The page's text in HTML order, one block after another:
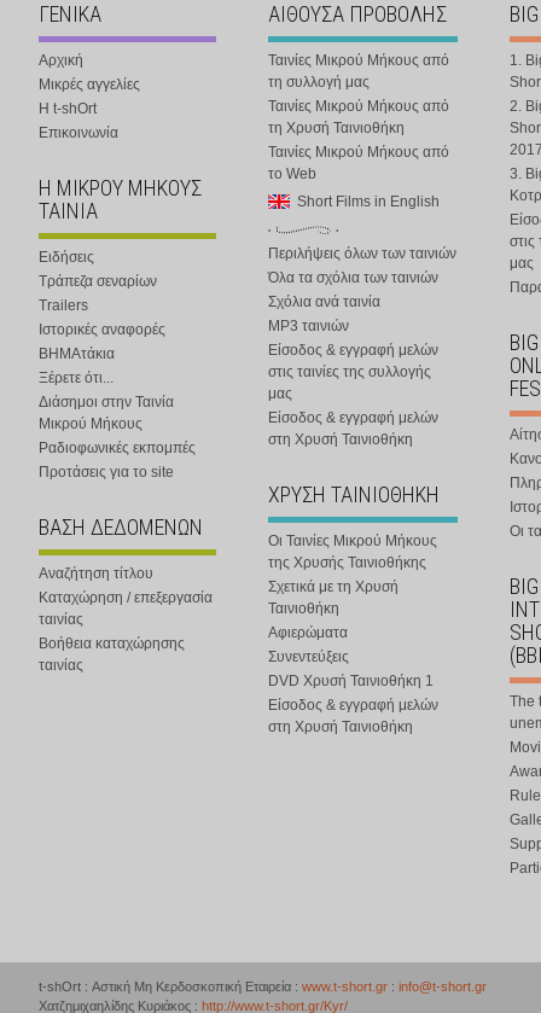
ΓΕΝΙΚΑ
Αρχική
Μικρές αγγελίες
Η t-shOrt
Επικοινωνία
Η ΜΙΚΡΟΥ ΜΗΚΟΥΣ
ΤΑΙΝΙΑ
Ειδήσεις
Τράπεζα σεναρίων
Trailers
Ιστορικές αναφορές
ΒΗΜΑτάκια
Ξέρετε ότι...
Διάσημοι στην Ταινία
Μικρού Μήκους
Ραδιοφωνικές εκπομπές
Προτάσεις για το site
ΒΑΣΗ ΔΕΔΟΜΕΝΩΝ
Αναζήτηση τίτλου
Καταχώρηση / επεξεργασία
ταινίας
Βοήθεια καταχώρησης
ταινίας
ΑΙΘΟΥΣΑ ΠΡΟΒΟΛΗΣ
Ταινίες Μικρού Μήκους από
τη συλλογή μας
Ταινίες Μικρού Μήκους από
τη Χρυσή Ταινιοθήκη
Ταινίες Μικρού Μήκους από
το Web
Short Films in English
Περιλήψεις όλων των ταινιών
Όλα τα σχόλια των ταινιών
Σχόλια ανά ταινία
MP3 ταινιών
Είσοδος & εγγραφή μελών
στις ταινίες της συλλογής
μας
Είσοδος & εγγραφή μελών
στη Χρυσή Ταινιοθήκη
ΧΡΥΣΗ ΤΑΙΝΙΟΘΗΚΗ
Οι Ταινίες Μικρού Μήκους
της Χρυσής Ταινιοθήκης
Σχετικά με τη Χρυσή
Ταινιοθήκη
Αφιερώματα
Συνεντεύξεις
DVD Χρυσή Ταινιοθήκη 1
Είσοδος & εγγραφή μελών
στη Χρυσή Ταινιοθήκη
1.
2.
3.
στις
μας
Οι
The
t-shOrt : Αστική Μη Κερδοσκοπική Εταιρεία : www.t-short.gr : info@t-short.gr
Χατζημιχαηλίδης Κυριάκος : http://www.t-short.gr/Kyr/